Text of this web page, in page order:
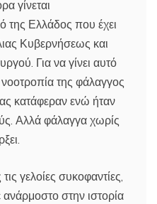
γίνεται
της Ελλάδος που έχει
Κυβερνήσεως και
Για να γίνει αυτό
της φάλαγγος
κατάφεραν ενώ ήταν
Αλλά φάλαγγα χωρίς
γελοίες συκοφαντίες,
ανάρμοστο στην ιστορία